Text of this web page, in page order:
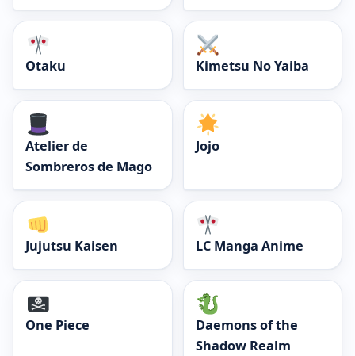
Otaku Kimetsu No Yaiba
Atelier de
Sombreros de Mago
Jojo
Jujutsu Kaisen LC Manga Anime
One Piece
Daemons of the
Shadow Realm